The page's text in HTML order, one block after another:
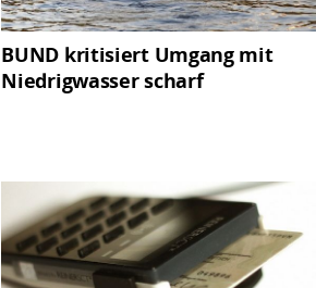
BUND kritisiert Umgang mit
Niedrigwasser scharf